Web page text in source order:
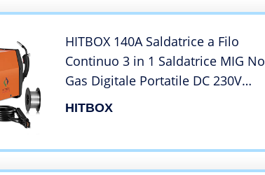
HITBOX 140A Saldatrice a Filo
Continuo 3 in 1 Saldatrice MIG No
Gas Digitale Portatile DC 230V
con Universale MMA MAG LIFT
HITBOX